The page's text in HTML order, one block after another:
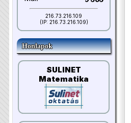
216.73.216.109
(IP: 216.73.216.109)
Honlapok
SULINET
Matematika